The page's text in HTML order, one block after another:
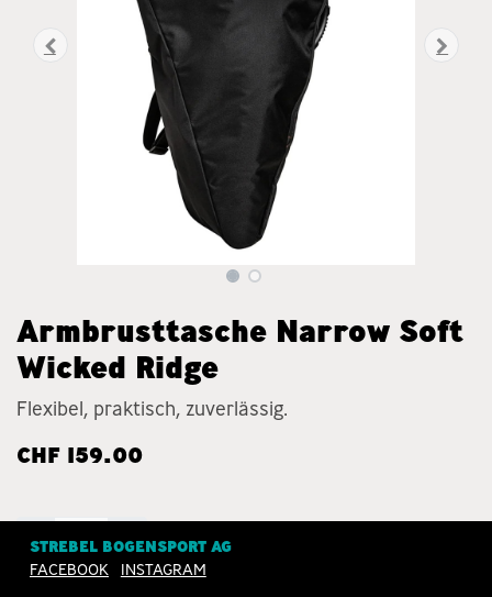
Armbrusttasche Narrow Soft
Wicked Ridge
Flexibel, praktisch, zuverlässig.
CHF 159.00
STREBEL BOGENSPORT AG
FACEBOOK
INSTAGRAM